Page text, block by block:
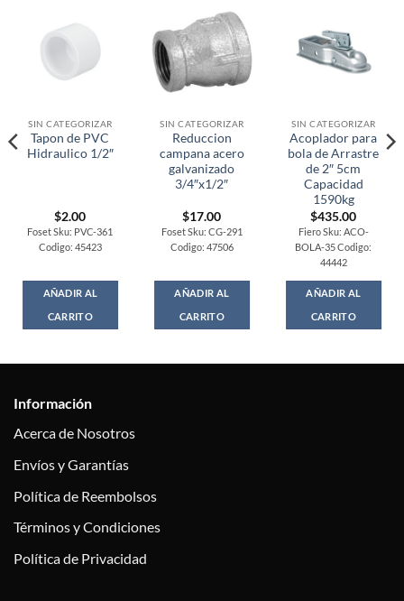
SIN CATEGORIZAR
Tapon de PVC
Hidraulico 1/2″
$2.00
Foset Sku: PVC-361
Codigo: 45423
AÑADIR AL
CARRITO
SIN CATEGORIZAR
Reduccion
campana acero
galvanizado
3/4″x1/2″
$17.00
Foset Sku: CG-291
Codigo: 47506
AÑADIR AL
CARRITO
SIN CATEGORIZAR
Acoplador para
bola de Arrastre
de 2″ 5cm
Capacidad
1590kg
$435.00
Fiero Sku: ACO-
BOLA-35 Codigo:
44442
AÑADIR AL
CARRITO
Información
Acerca de Nosotros
Envíos y Garantías
Política de Reembolsos
Términos y Condiciones
Política de Privacidad